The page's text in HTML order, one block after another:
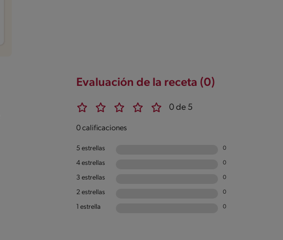
Evaluación de la receta (0)
0 de 5
0 calificaciones
5 estrellas 0
4 estrellas 0
3 estrellas 0
2 estrellas 0
1 estrella 0